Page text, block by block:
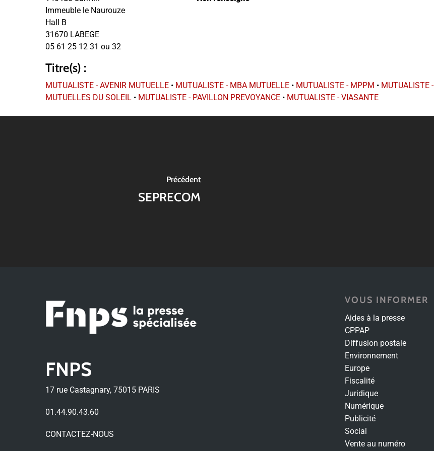
Immeuble le Naurouze
Hall B
31670 LABEGE
05 61 25 12 31 ou 32
Titre(s) :
MUTUALISTE - AVENIR MUTUELLE • MUTUALISTE - MBA MUTUELLE • MUTUALISTE - MPPM • MUTUALISTE -
MUTUELLES DU SOLEIL • MUTUALISTE - PAVILLON PREVOYANCE • MUTUALISTE - VIASANTE
Précédent
SEPRECOM
FNPS
17 rue Castagnary, 75015 PARIS
01.44.90.43.60
CONTACTEZ-NOUS
VOUS INFORMER
Aides à la presse
CPPAP
Diffusion postale
Environnement
Europe
Fiscalité
Juridique
Numérique
Publicité
Social
Vente au numéro